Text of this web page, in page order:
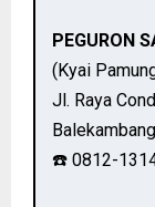
PEGURON
(Kyai
Jl. Raya
☎️ 0812-